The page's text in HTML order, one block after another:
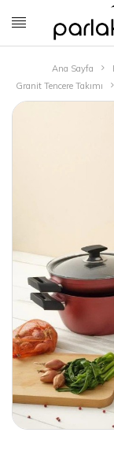
Ana Sayfa
Granit Tencere Takımı